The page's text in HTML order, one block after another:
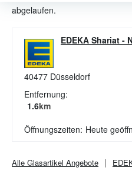
abgelaufen.
EDEKA Shariat -
40477 Düsseldorf
Entfernung:
1.6km
Öffnungszeiten: Heute
Alle Glasartikel Angebote